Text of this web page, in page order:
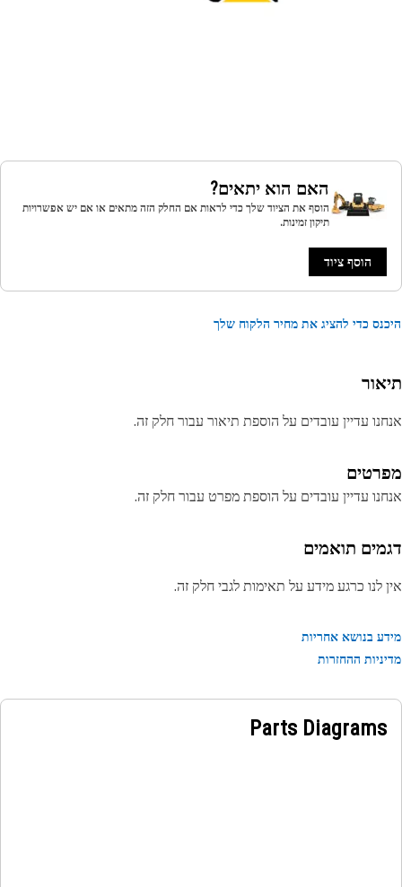
האם הוא יתאים?
הוסף את הציוד שלך כדי לראות אם החלק הזה מתאים או אם יש אפשרויות
תיקון זמינות.
הוסף ציוד
כדי להציג את מחיר הלקוח שלך
עדיין עובדים על הוספת תיאור עבור חלק זה.
עדיין עובדים על הוספת מפרט עבור חלק זה.
תואמים
לנו כרגע מידע על תאימות לגבי חלק זה.
בנושא אחריות
ההחזרות
Parts Diagrams